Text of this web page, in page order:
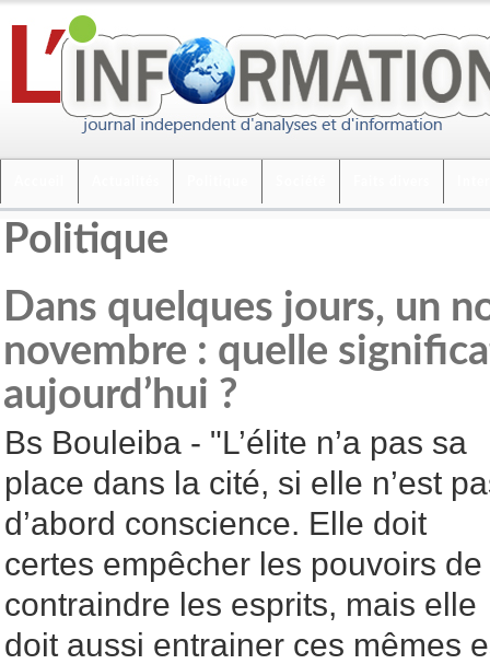
Politique
Dans quelques jours, un
novembre : quelle
aujourd’hui ?
Bs Bouleiba - "L’élite n’a pas sa
place dans la cité, si elle n’est
d’abord conscience. Elle doit
certes empêcher les pouvoirs de
contraindre les esprits, mais elle
doit aussi entrainer ces mêmes